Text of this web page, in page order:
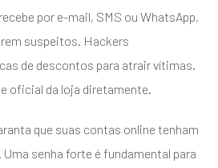
por e-mail, SMS ou WhatsApp,
suspeitos. Hackers
de descontos para atrair vítimas.
oficial da loja diretamente.
que suas contas online tenham
senha forte é fundamental para